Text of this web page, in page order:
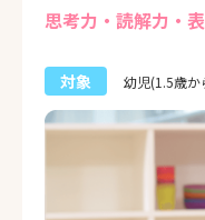
思考力・読解力・
対象 幼児(1.5歳か